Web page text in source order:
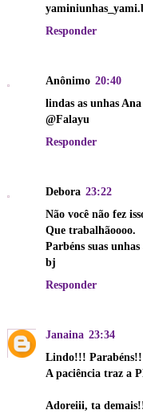
Responder
Anônimo 20:40
lindas as unhas
@Falayu
Responder
Debora 23:22
Não você não fez
Que trabalhãoooo.
Parbéns suas
bj
Responder
Janaina 23:34
Lindo!!!
A paciência traz a
Adoreiii, ta